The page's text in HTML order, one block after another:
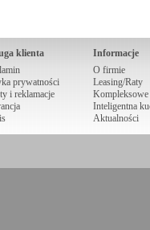
klienta
prywatności
i reklamacje
Informacje
O firmie
Leasing/Raty
Kompleksowe
Inteligentna
Aktualności